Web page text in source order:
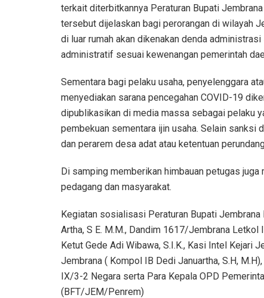
terkait diterbitkannya Peraturan Bupati
tersebut dijelaskan bagi perorangan di wilayah
di luar rumah akan dikenakan denda
administratif sesuai kewenangan pemerintah
Sementara bagi pelaku usaha, penyelenggara
menyediakan sarana pencegahan COVID-19
dipublikasikan di media massa sebagai pelaku
pembekuan sementara ijin usaha. Selain
dan perarem desa adat atau ketentuan
Di samping memberikan himbauan petugas
pedagang dan masyarakat.
Kegiatan sosialisasi Peraturan Bupati
Artha, S E. M.M., Dandim 1617/Jembrana
Ketut Gede Adi Wibawa, S.I.K., Kasi Intel Kejari
Jembrana ( Kompol IB Dedi Januartha, S.H,
IX/3-2 Negara serta Para Kepala OPD
(BFT/JEM/Penrem)